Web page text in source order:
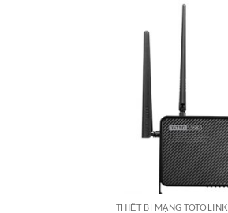
THIẾT BỊ MẠNG TOTOLINK